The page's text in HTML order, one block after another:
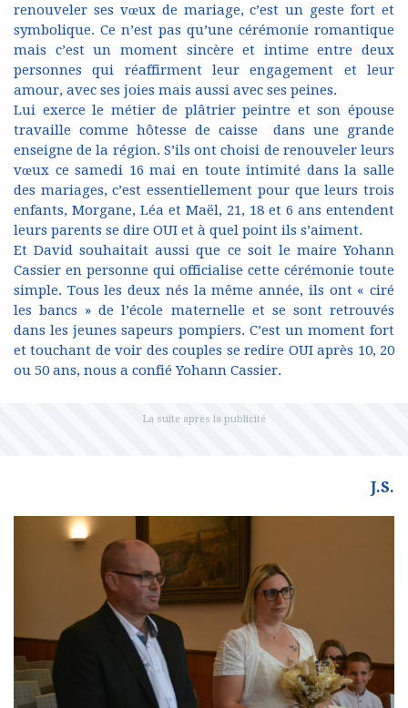
renouveler ses vœux de mariage, c’est un geste fort et
symbolique. Ce n’est pas qu’une cérémonie romantique
mais c’est un moment sincère et intime entre deux
personnes qui réaffirment leur engagement et leur
amour, avec ses joies mais aussi avec ses peines.
Lui exerce le métier de plâtrier peintre et son épouse
travaille comme hôtesse de caisse dans une grande
enseigne de la région. S’ils ont choisi de renouveler leurs
vœux ce samedi 16 mai en toute intimité dans la salle
des mariages, c’est essentiellement pour que leurs trois
enfants, Morgane, Léa et Maël, 21, 18 et 6 ans entendent
leurs parents se dire OUI et à quel point ils s’aiment.
Et David souhaitait aussi que ce soit le maire Yohann
Cassier en personne qui officialise cette cérémonie toute
simple. Tous les deux nés la même année, ils ont « ciré
les bancs » de l’école maternelle et se sont retrouvés
dans les jeunes sapeurs pompiers. C’est un moment fort
et touchant de voir des couples se redire OUI après 10, 20
ou 50 ans, nous a confié Yohann Cassier.
J.S.